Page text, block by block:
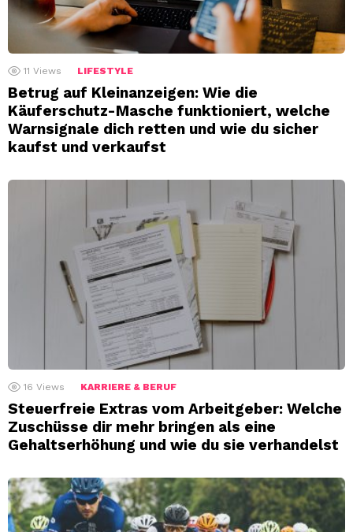
11 Views LIFESTYLE
Betrug auf Kleinanzeigen: Wie die
Käuferschutz-Masche funktioniert, welche
Warnsignale dich retten und wie du sicher
kaufst und verkaufst
16 Views KARRIERE & BERUF
Steuerfreie Extras vom Arbeitgeber: Welche
Zuschüsse dir mehr bringen als eine
Gehaltserhöhung und wie du sie verhandelst